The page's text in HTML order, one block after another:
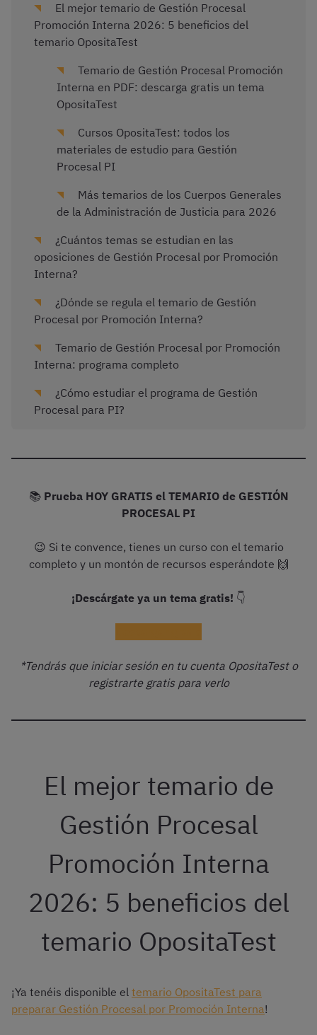
El mejor temario de Gestión Procesal
Promoción Interna 2026: 5 beneficios del
temario OpositaTest
Temario de Gestión Procesal Promoción
Interna en PDF: descarga gratis un tema
OpositaTest
Cursos OpositaTest: todos los
materiales de estudio para Gestión
Procesal PI
Más temarios de los Cuerpos Generales
de la Administración de Justicia para 2026
¿Cuántos temas se estudian en las
oposiciones de Gestión Procesal por Promoción
Interna?
¿Dónde se regula el temario de Gestión
Procesal por Promoción Interna?
Temario de Gestión Procesal por Promoción
Interna: programa completo
¿Cómo estudiar el programa de Gestión
Procesal para PI?
📚 Prueba HOY GRATIS el TEMARIO de GESTIÓN
PROCESAL PI
😉 Si te convence, tienes un curso con el temario
completo y un montón de recursos esperándote 🙌
¡Descárgate ya un tema gratis! 👇
*Tendrás que iniciar sesión en tu cuenta OpositaTest o
registrarte gratis para verlo
El mejor temario de
Gestión Procesal
Promoción Interna
2026: 5 beneficios del
temario OpositaTest
¡Ya tenéis disponible el temario OpositaTest para
preparar Gestión Procesal por Promoción Interna!